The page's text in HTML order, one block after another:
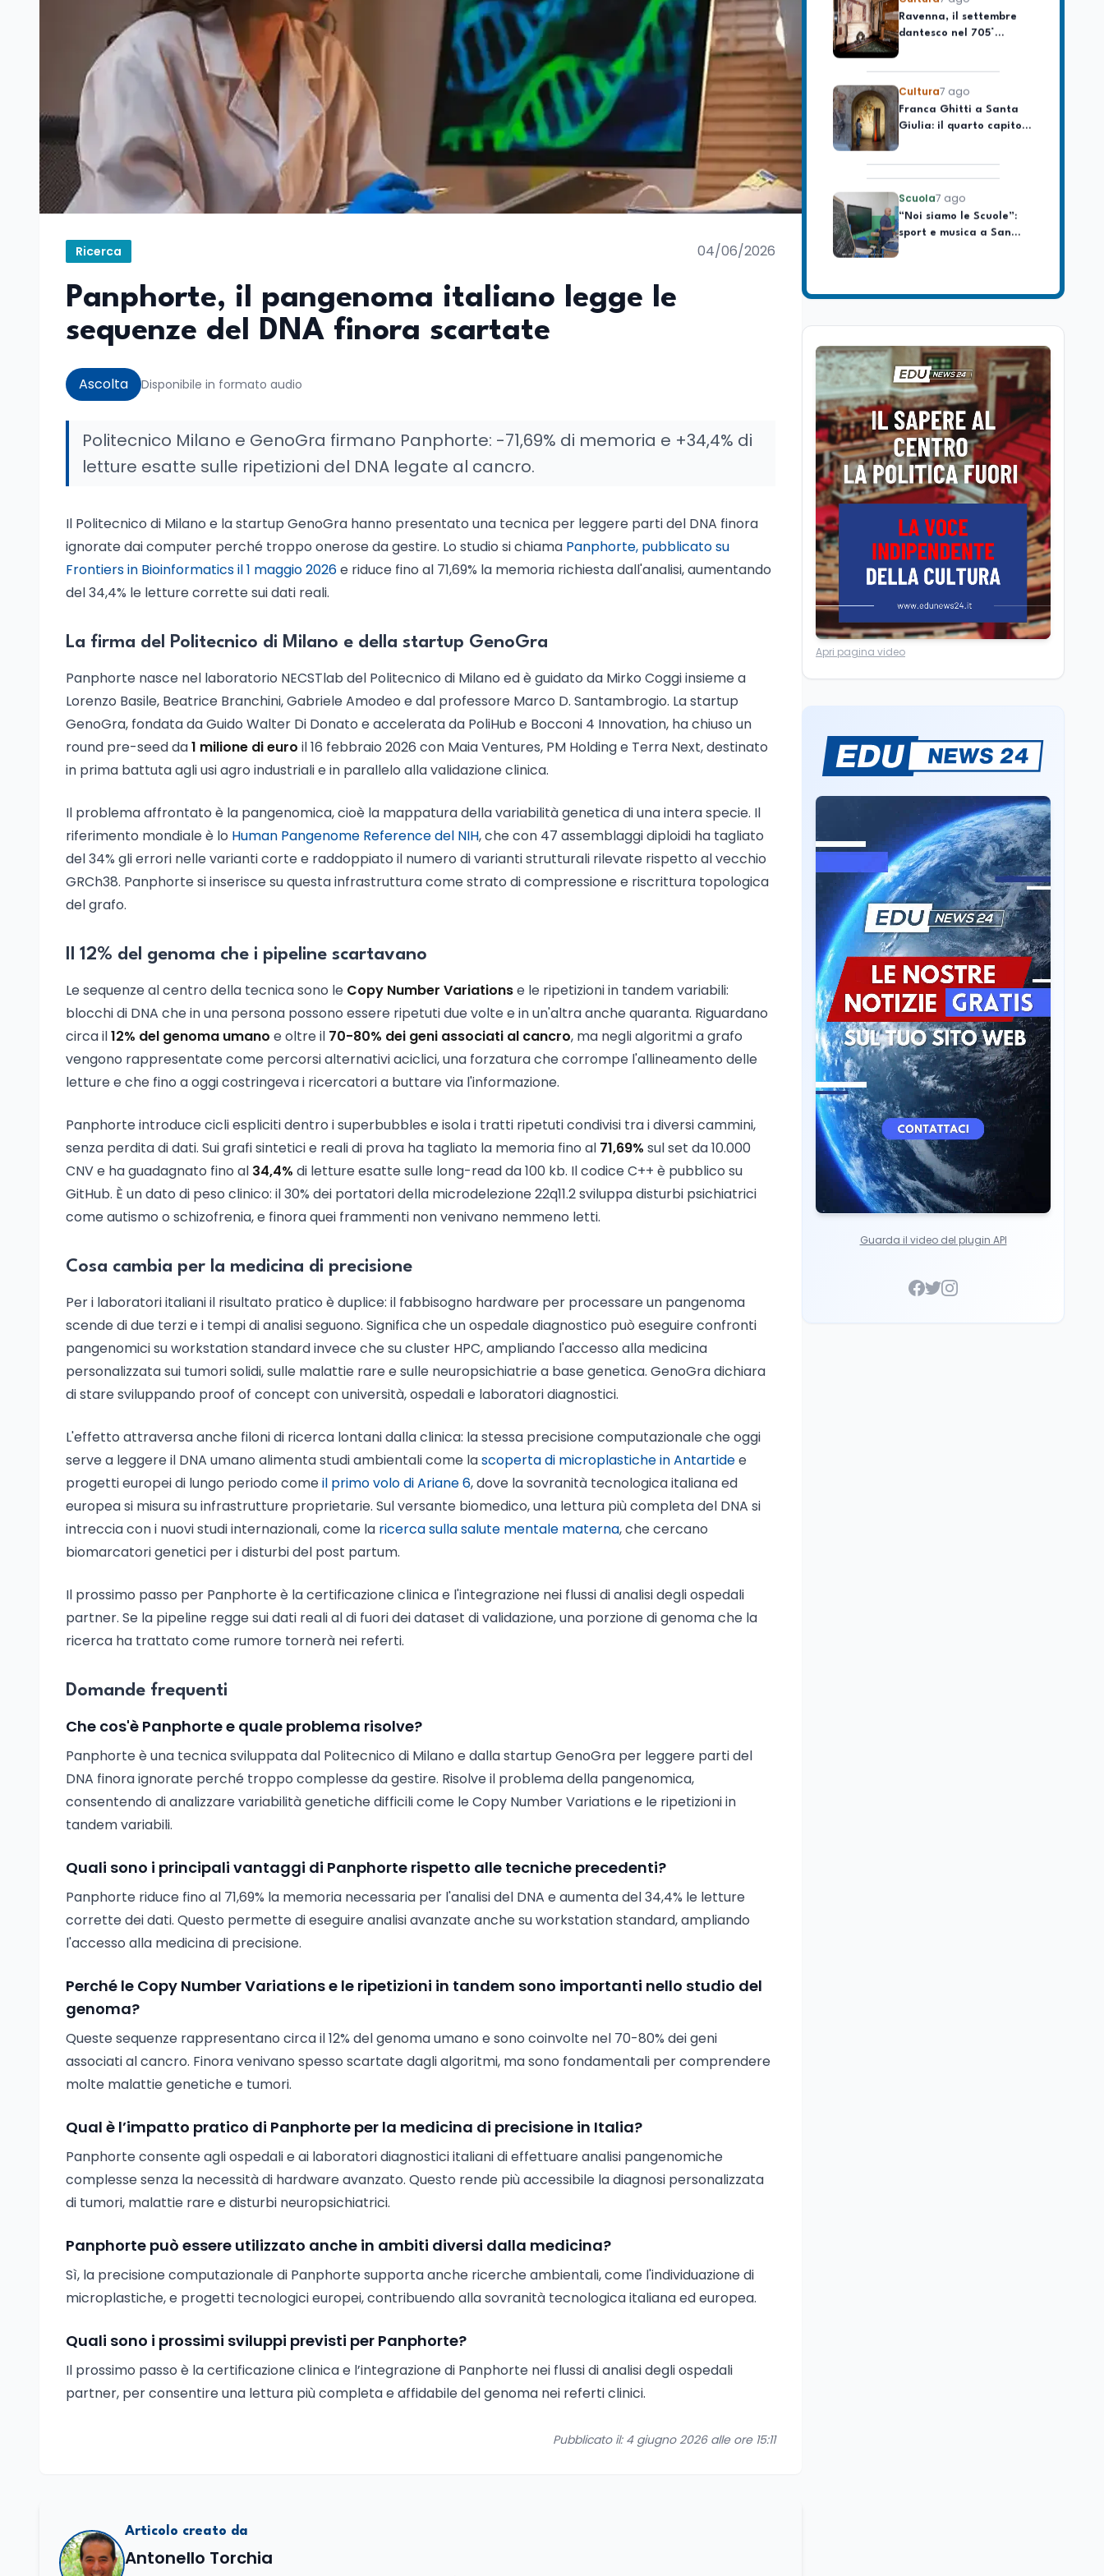
Ricerca 04/06/2026
Panphorte, il pangenoma italiano legge le
sequenze del DNA finora scartate
Ascolta Disponibile in formato audio
Politecnico Milano e GenoGra firmano Panphorte: -71,69% di memoria e +34,4% di
letture esatte sulle ripetizioni del DNA legate al cancro.
Il Politecnico di Milano e la startup GenoGra hanno presentato una tecnica per leggere parti del DNA finora
ignorate dai computer perché troppo onerose da gestire. Lo studio si chiama Panphorte, pubblicato su
Frontiers in Bioinformatics il 1 maggio 2026e riduce fino al 71,69% la memoria richiesta dall'analisi, aumentando
del 34,4% le letture corrette sui dati reali.
La firma del Politecnico di Milano e della startup GenoGra
Panphorte nasce nel laboratorio NECSTlab del Politecnico di Milano ed è guidato da Mirko Coggi insieme a
Lorenzo Basile, Beatrice Branchini, Gabriele Amodeo e dal professore Marco D. Santambrogio. La startup
GenoGra, fondata da Guido Walter Di Donato e accelerata da PoliHub e Bocconi 4 Innovation, ha chiuso un
round pre-seed da1 milione di euro il 16 febbraio 2026 con Maia Ventures, PM Holding e Terra Next, destinato
in prima battuta agli usi agro industriali e in parallelo alla validazione clinica.
Il problema affrontato è la pangenomica, cioè la mappatura della variabilità genetica di una intera specie. Il
riferimento mondiale è lo Human Pangenome Reference del NIH, che con 47 assemblaggi diploidi ha tagliato
del 34% gli errori nelle varianti corte e raddoppiato il numero di varianti strutturali rilevate rispetto al vecchio
GRCh38. Panphorte si inserisce su questa infrastruttura come strato di compressione e riscrittura topologica
del grafo.
Il 12% del genoma che i pipeline scartavano
Le sequenze al centro della tecnica sono le Copy Number Variationse le ripetizioni in tandem variabili:
blocchi di DNA che in una persona possono essere ripetuti due volte e in un'altra anche quaranta. Riguardano
circa il12% del genoma umano e oltre il 70-80% dei geni associati al cancro, ma negli algoritmi a grafo
vengono rappresentate come percorsi alternativi aciclici, una forzatura che corrompe l'allineamento delle
letture e che fino a oggi costringeva i ricercatori a buttare via l'informazione.
Panphorte introduce cicli espliciti dentro i superbubbles e isola i tratti ripetuti condivisi tra i diversi cammini,
senza perdita di dati. Sui grafi sintetici e reali di prova ha tagliato la memoria fino al 71,69% sul set da 10.000
CNV e ha guadagnato fino al 34,4% di letture esatte sulle long-read da 100 kb. Il codice C++ è pubblico su
GitHub. È un dato di peso clinico: il 30% dei portatori della microdelezione 22q11.2 sviluppa disturbi psichiatrici
come autismo o schizofrenia, e finora quei frammenti non venivano nemmeno letti.
Cosa cambia per la medicina di precisione
Per i laboratori italiani il risultato pratico è duplice: il fabbisogno hardware per processare un pangenoma
scende di due terzi e i tempi di analisi seguono. Significa che un ospedale diagnostico può eseguire confronti
pangenomici su workstation standard invece che su cluster HPC, ampliando l'accesso alla medicina
personalizzata sui tumori solidi, sulle malattie rare e sulle neuropsichiatrie a base genetica. GenoGra dichiara
di stare sviluppando proof of concept con università, ospedali e laboratori diagnostici.
L'effetto attraversa anche filoni di ricerca lontani dalla clinica: la stessa precisione computazionale che oggi
serve a leggere il DNA umano alimenta studi ambientali come lascoperta di microplastiche in Antartidee
progetti europei di lungo periodo comeil primo volo di Ariane 6, dove la sovranità tecnologica italiana ed
europea si misura su infrastrutture proprietarie. Sul versante biomedico, una lettura più completa del DNA si
intreccia con i nuovi studi internazionali, come la ricerca sulla salute mentale materna, che cercano
biomarcatori genetici per i disturbi del post partum.
Il prossimo passo per Panphorte è la certificazione clinica e l'integrazione nei flussi di analisi degli ospedali
partner. Se la pipeline regge sui dati reali al di fuori dei dataset di validazione, una porzione di genoma che la
ricerca ha trattato come rumore tornerà nei referti.
Domande frequenti
Che cos'è Panphorte e quale problema risolve?
Panphorte è una tecnica sviluppata dal Politecnico di Milano e dalla startup GenoGra per leggere parti del
DNA finora ignorate perché troppo complesse da gestire. Risolve il problema della pangenomica,
consentendo di analizzare variabilità genetiche difficili come le Copy Number Variations e le ripetizioni in
tandem variabili.
Quali sono i principali vantaggi di Panphorte rispetto alle tecniche precedenti?
Panphorte riduce fino al 71,69% la memoria necessaria per l'analisi del DNA e aumenta del 34,4% le letture
corrette dei dati. Questo permette di eseguire analisi avanzate anche su workstation standard, ampliando
l'accesso alla medicina di precisione.
Perché le Copy Number Variations e le ripetizioni in tandem sono importanti nello studio del
genoma?
Queste sequenze rappresentano circa il 12% del genoma umano e sono coinvolte nel 70-80% dei geni
associati al cancro. Finora venivano spesso scartate dagli algoritmi, ma sono fondamentali per comprendere
molte malattie genetiche e tumori.
Qual è l’impatto pratico di Panphorte per la medicina di precisione in Italia?
Panphorte consente agli ospedali e ai laboratori diagnostici italiani di effettuare analisi pangenomiche
complesse senza la necessità di hardware avanzato. Questo rende più accessibile la diagnosi personalizzata
di tumori, malattie rare e disturbi neuropsichiatrici.
Panphorte può essere utilizzato anche in ambiti diversi dalla medicina?
Sì, la precisione computazionale di Panphorte supporta anche ricerche ambientali, come l'individuazione di
microplastiche, e progetti tecnologici europei, contribuendo alla sovranità tecnologica italiana ed europea.
Quali sono i prossimi sviluppi previsti per Panphorte?
Il prossimo passo è la certificazione clinica e l’integrazione di Panphorte nei flussi di analisi degli ospedali
partner, per consentire una lettura più completa e affidabile del genoma nei referti clinici.
Pubblicato il: 4 giugno 2026 alle ore 15:11
Articolo creato da
Antonello Torchia
longevo dell’Italia
repubblicana
dantesco nel 705°
anniversario della morte
Cultura7 ago
Franca Ghitti a Santa
Giulia: il quarto capitolo
dei Palcoscenici
Scuola7 ago
“Noi siamo le Scuole”:
sport e musica a San
Miniato, STEM a Lerici
Editoriali7 ago
Camere in ferie,
riapertura il 9
settembre tra legge
elettorale e Rai. La
premier Meloni attesa a
Bari il 4 settembre per
celebrare il governo più
longevo dell’Italia
Cultura7 ago
Ravenna, il settembre
dantesco nel 705°
anniversario della morte
del Sommo Poeta
Cultura7 ago
Giulia: il quarto capitolo
Scuola7 ago
“Noi siamo le Scuole”:
Sparatoria a Bangkok:
studente 14enne uccide
Editoriali7 ago
Camere in ferie,
riapertura il 9
settembre tra legge
elettorale e Rai. La
premier Meloni attesa a
Bari il 4 settembre per
celebrare il governo più
longevo dell’Italia
repubblicana
Cultura7 ago
Ravenna, il settembre
dantesco nel 705°
anniversario della morte
del Sommo Poeta
Cultura 7 ago
Franca Ghitti a Santa
Giulia: il quarto capitolo
dei Palcoscenici
Apri pagina video
Guarda il video del plugin API